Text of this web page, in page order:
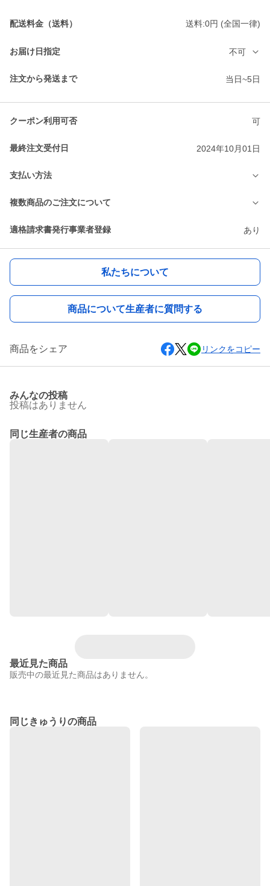
配送料金（送料） 送料:0円 (全国一律)
お届け日指定 不可
注文から発送まで 当日~5日
クーポン利用可否 可
最終注文受付日 2024年10月01日
支払い方法
複数商品のご注文について
適格請求書発行事業者登録 あり
私たちについて
商品について生産者に質問する
商品をシェア リンクをコピー
みんなの投稿
投稿はありません
同じ生産者の商品
最近見た商品
販売中の最近見た商品はありません。
同じきゅうりの商品